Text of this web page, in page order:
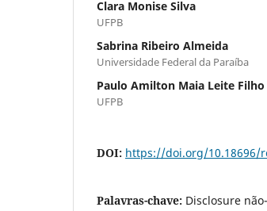
Clara Monise Silva
UFPB
Sabrina Ribeiro Almeida
Universidade Federal da Paraíba
Paulo Amilton Maia Leite Filho
UFPB
DOI: https://doi.org/10.18696/
Palavras-chave: Disclosure